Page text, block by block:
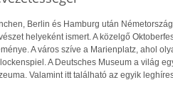
Berlin és Hamburg után
helyeként ismert. A közelgő
A város szíve a Marienplatz, ahol
A Deutsches Museum a világ
Valamint itt található az egyik